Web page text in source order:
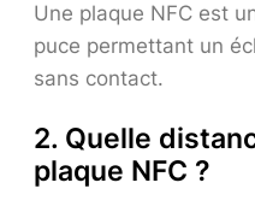
Une plaque NFC est
puce permettant un
sans contact.
2. Quelle
plaque NFC ?